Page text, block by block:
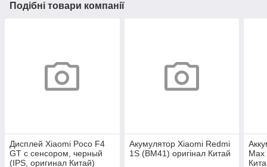
Подібні товари компанії
Дисплей Xiaomi Poco F4
GT с сенсором, черный
(IPS, оригинал Китай)
Акумулятор Xiaomi Redmi
1S (BM41) оригінал Китай
Max